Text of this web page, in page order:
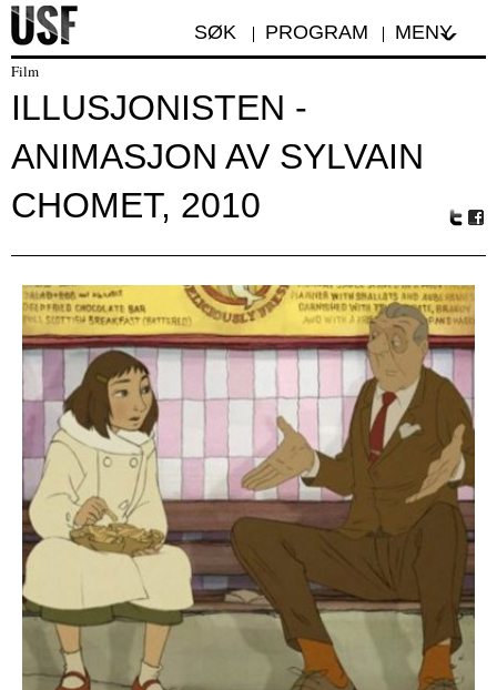
SØK PROGRAM MENY
Film
ILLUSJONISTEN -
ANIMASJON AV SYLVAIN
CHOMET, 2010
r
oo
k